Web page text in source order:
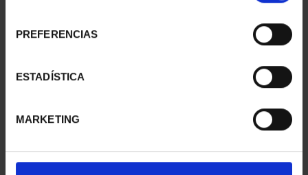
PREFERENCIAS
ESTADÍSTICA
MARKETING